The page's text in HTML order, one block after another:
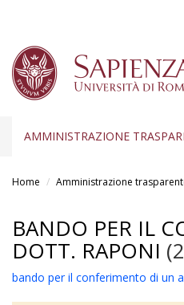
AMMINISTRAZIONE
Home Amministrazione
BANDO PER IL
DOTT. RAPONI
bando per il conferimento di un